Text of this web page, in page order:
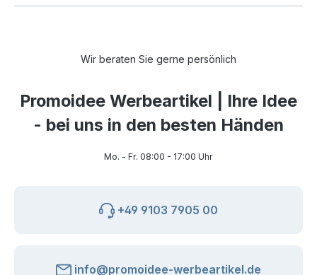
Wir beraten Sie gerne persönlich
Promoidee Werbeartikel | Ihre Idee
- bei uns in den besten Händen
Mo. - Fr. 08:00 - 17:00 Uhr
+49 9103 7905 00
info@promoidee-werbeartikel.de